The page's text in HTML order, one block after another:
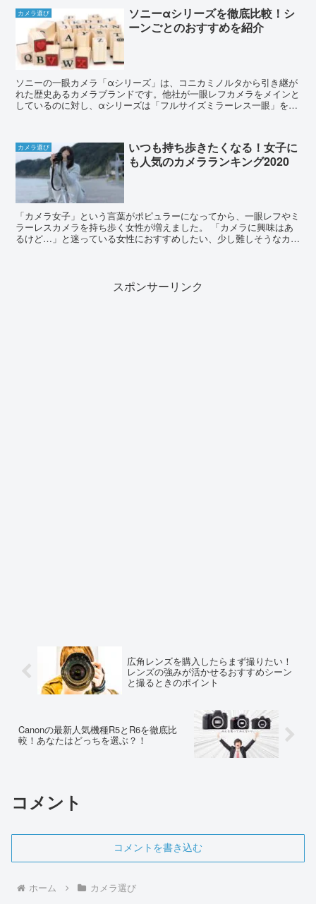
カメラ選び
ソニーαシリーズを徹底比較！シ
ーンごとのおすすめを紹介
ソニーの一眼カメラ「αシリーズ」は、コニカミノルタから引き継が
れた歴史あるカメラブランドです。他社が一眼レフカメラをメインと
しているのに対し、αシリーズは「フルサイズミラーレス一眼」を主
カメラ選び
いつも持ち歩きたくなる！女子に
も人気のカメラランキング2020
「カメラ女子」という言葉がポピュラーになってから、一眼レフやミ
ラーレスカメラを持ち歩く女性が増えました。 「カメラに興味はあ
るけど…」と迷っている女性におすすめしたい、少し難しそうなカメ
スポンサーリンク
広角レンズを購入したらまず撮りたい！
レンズの強みが活かせるおすすめシーン
と撮るときのポイント
Canonの最新人気機種R5とR6を徹底比
較！あなたはどっちを選ぶ？！
コメント
コメントを書き込む
ホーム カメラ選び